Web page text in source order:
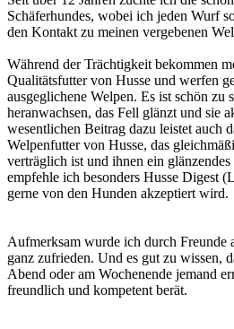
Schäferhundes, wobei ich jeden Wurf
den Kontakt zu meinen vergebenen
Während der Trächtigkeit bekommen
Qualitätsfutter von Husse und werfen
ausgeglichene Welpen. Es ist schön zu
heranwachsen, das Fell glänzt und sie
wesentlichen Beitrag dazu leistet auch
Welpenfutter von Husse, das
verträglich ist und ihnen ein
empfehle ich besonders Husse Digest
gerne von den Hunden akzeptiert wird.
Aufmerksam wurde ich durch Freunde
ganz zufrieden. Und es gut zu wissen,
Abend oder am Wochenende jemand
freundlich und kompetent berät.